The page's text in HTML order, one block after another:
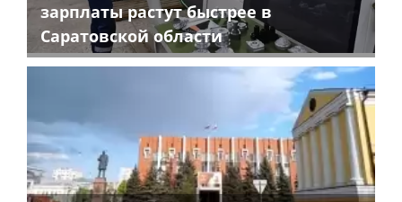
зарплаты растут быстрее в
Саратовской области